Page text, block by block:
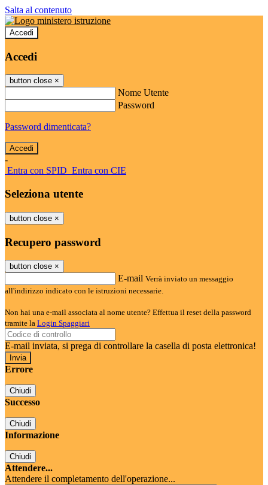
Salta al contenuto
Accedi
Accedi
button close ×
Nome Utente
Password
Password dimenticata?
-
Entra con SPID Entra con CIE
Seleziona utente
button close ×
Recupero password
button close ×
E-mail Verrà inviato un messaggio
all'indirizzo indicato con le istruzioni necessarie.
Non hai una e-mail associata al nome utente? Effettua il reset della password
tramite la Login Spaggiari
E-mail inviata, si prega di controllare la casella di posta elettronica!
Errore
Chiudi
Successo
Chiudi
Informazione
Chiudi
Attendere...
Attendere il completamento dell'operazione...